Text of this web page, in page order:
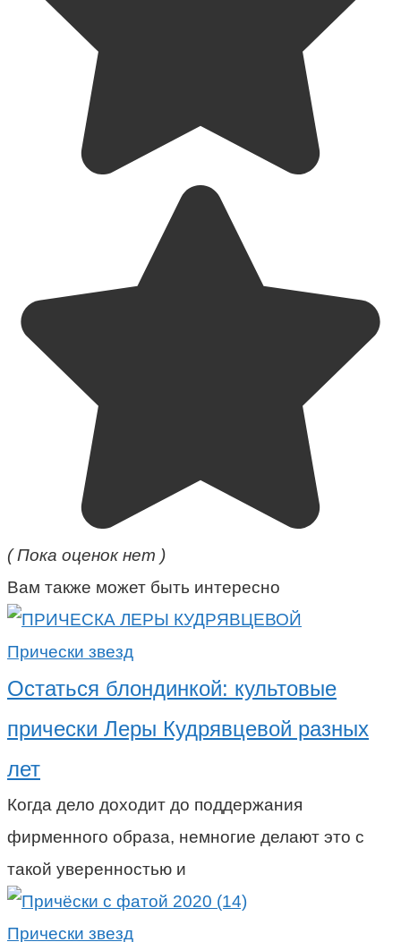
( Пока оценок нет )
Вам также может быть интересно
Прически звезд
Остаться блондинкой: культовые
прически Леры Кудрявцевой разных
лет
Когда дело доходит до поддержания
фирменного образа, немногие делают это с
такой уверенностью и
Прически звезд